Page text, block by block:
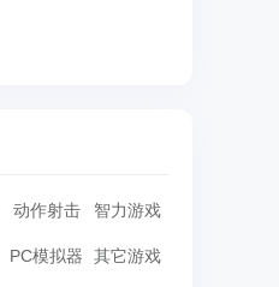
动作射击 智力游戏
PC模拟器 其它游戏